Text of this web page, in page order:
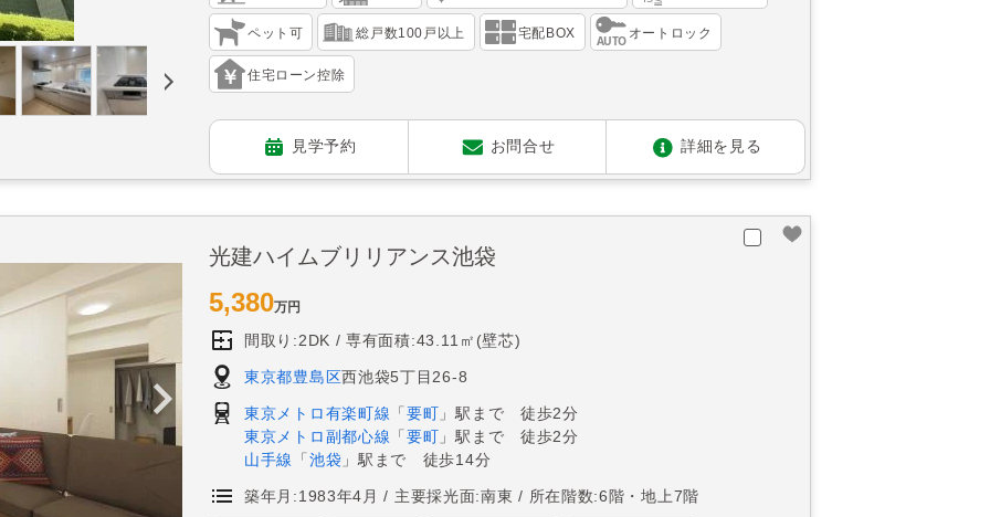
ペット可 総戸数100戸以上 宅配BOX オートロック
住宅ローン控除
見学予約 お問合せ 詳細を見る
光建ハイムブリリアンス池袋
5,380万円
間取り:2DK 専有面積:43.11㎡(壁芯)
東京都豊島区西池袋5丁目26-8
東京メトロ有楽町線 「要町 」駅まで 徒歩2分
東京メトロ副都心線 「要町 」駅まで 徒歩2分
山手線
「 池袋 」駅まで 徒歩14分
築年月:1983年4月 主要採光面:南東 所在階数:6階・地上7階